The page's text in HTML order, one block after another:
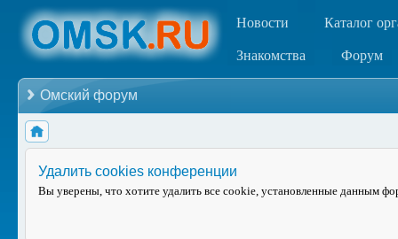
Новости Каталог
Знакомства Форум
Омский форум
Удалить cookies конференции
Вы уверены, что хотите удалить все cookie, установленные данным